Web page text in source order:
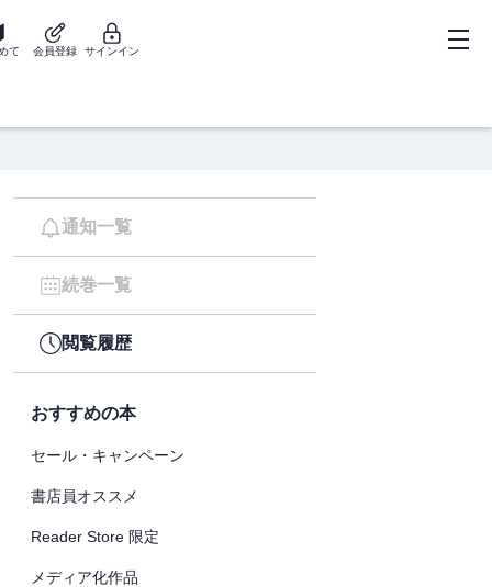
て 会員登録 サインイン
通知一覧
続巻一覧
閲覧履歴
おすすめの本
セール・キャンペーン
書店員オススメ
Reader Store 限定
メディア化作品